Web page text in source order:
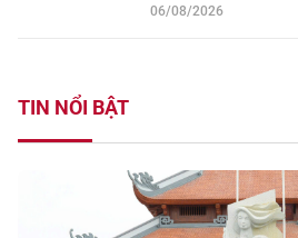
06/08/2026
TIN NỔI BẬT